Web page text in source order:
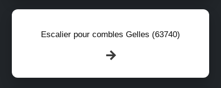
Escalier pour combles Gelles (63740)